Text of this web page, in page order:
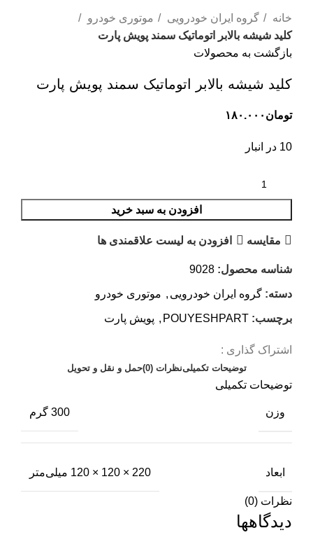
خانه گروه ایران خودرویی
موتوری خودرو
کلید شیشه بالابر اتوماتیک سمند پویش پارت
بازگشت به محصولات
کلید شیشه بالابر اتوماتیک سمند پویش پارت
تومان ۱۸۰.۰۰۰
10 در انبار
افزودن به سبد خرید
مقایسه افزودن به لیست علاقمندی ها
شناسه محصول: 9028
دسته: گروه ایران خودرویی , موتوری خودرو
برچسب: POUYESHPART
, پویش پارت
اشتراک گذاری :
توضیحات تکمیلینظرات (0) حمل و نقل و تحویل
توضیحات تکمیلی
وزن 300 گرم
ابعاد 220 × 120 × 120 میلی‌متر
نظرات (0)
دیدگاهها